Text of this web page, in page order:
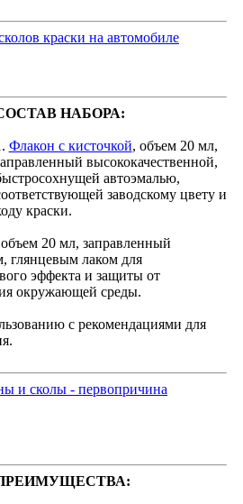
краски на автомобиле
НАБОРА:
Флакон с кисточкой, объем 20 мл,
высококачественной,
автоэмалью,
заводскому цвету и
краски.
20 мл, заправленный
глянцевым лаком для
эффекта и защиты от
окружающей среды.
с рекомендациями для
и сколы - первопричина